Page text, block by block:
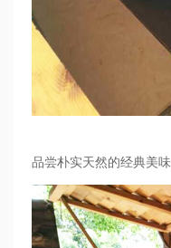
品尝朴实天然的经典美味